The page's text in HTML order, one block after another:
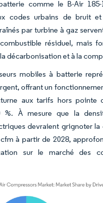
comme le B-Air
codes urbains de bruit et
par turbine à gaz
résiduel, mais
décarbonisation et à la
mobiles à batterie
offrant un
aux tarifs hors pointe
%. À mesure que la
devraient grignoter la
à partir de 2028,
sur le marché des